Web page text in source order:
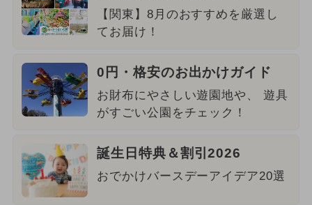
【関東】8月のおすすめを厳選し
てお届け！
0円・格安のお出かけガイド
お財布にやさしい遊園地や、 遊具
がすごい公園をチェック！
誕生日特典＆割引2026
おでかけバースデーアイデア20選